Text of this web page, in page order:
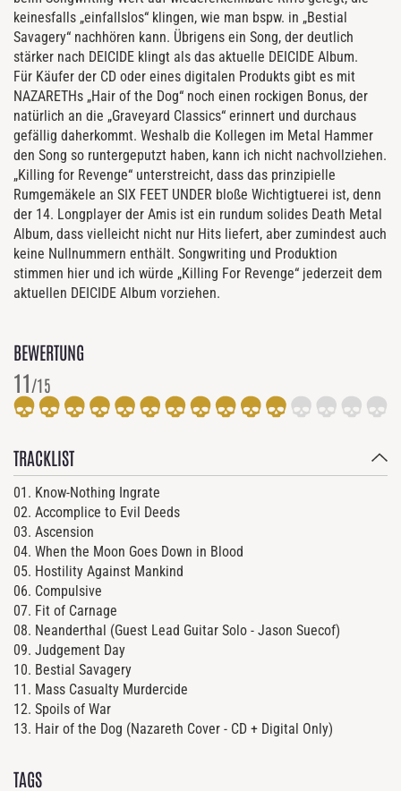
keinesfalls „einfallslos“ klingen, wie man bspw. in „Bestial
Savagery“ nachhören kann. Übrigens ein Song, der deutlich
stärker nach DEICIDE klingt als das aktuelle DEICIDE Album.
Für Käufer der CD oder eines digitalen Produkts gibt es mit
NAZARETHs „Hair of the Dog“ noch einen rockigen Bonus, der
natürlich an die „Graveyard Classics“ erinnert und durchaus
gefällig daherkommt. Weshalb die Kollegen im Metal Hammer
den Song so runtergeputzt haben, kann ich nicht nachvollziehen.
„Killing for Revenge“ unterstreicht, dass das prinzipielle
Rumgemäkele an SIX FEET UNDER bloße Wichtigtuerei ist, denn
der 14. Longplayer der Amis ist ein rundum solides Death Metal
Album, dass vielleicht nicht nur Hits liefert, aber zumindest auch
keine Nullnummern enthält. Songwriting und Produktion
stimmen hier und ich würde „Killing For Revenge“ jederzeit dem
aktuellen DEICIDE Album vorziehen.
BEWERTUNG
11/15
TRACKLIST
01. Know-Nothing Ingrate
02. Accomplice to Evil Deeds
03. Ascension
04. When the Moon Goes Down in Blood
05. Hostility Against Mankind
06. Compulsive
07. Fit of Carnage
08. Neanderthal (Guest Lead Guitar Solo - Jason Suecof)
09. Judgement Day
10. Bestial Savagery
11. Mass Casualty Murdercide
12. Spoils of War
13. Hair of the Dog (Nazareth Cover - CD + Digital Only)
TAGS